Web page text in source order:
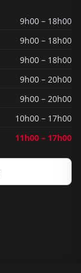
9h00 – 18h00
9h00 – 18h00
9h00 – 18h00
9h00 – 20h00
9h00 – 20h00
10h00 – 17h00
11h00 – 17h00